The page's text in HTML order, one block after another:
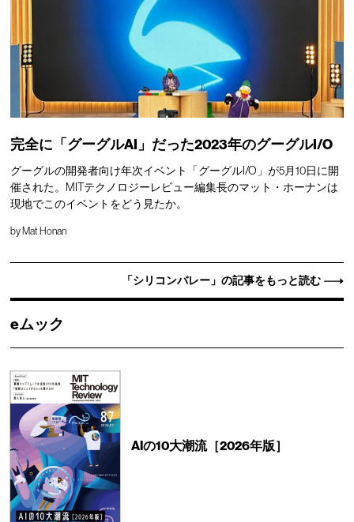
完全に「グーグルAI」だった2023年のグーグルI/O
グーグルの開発者向け年次イベント「グーグルI/O」が5月10日に開
催された。MITテクノロジーレビュー編集長のマット・ホーナンは
現地でこのイベントをどう見たか。
by Mat Honan
「シリコンバレー」の記事をもっと読む
eムック
AIの10大潮流［2026年版］